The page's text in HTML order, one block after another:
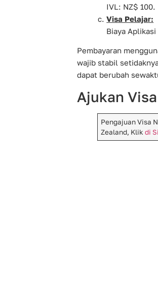
IVL: NZ$ 100.
Visa Pelajar:
Biaya
Pembayaran
wajib stabil
dapat berubah
Ajukan
Pengajuan Visa
Zealand, Klik di